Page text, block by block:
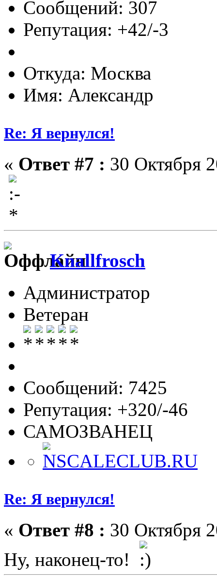
Сообщений: 307
Репутация: +42/-3
Откуда: Москва
Имя: Александр
Re: Я вернулся!
« Ответ #7 : 30 Октября
Knallfrosch
Администратор
Ветеран
Сообщений: 7425
Репутация: +320/-46
САМОЗВАНЕЦ
Re: Я вернулся!
« Ответ #8 : 30 Октября
Ну, наконец-то!